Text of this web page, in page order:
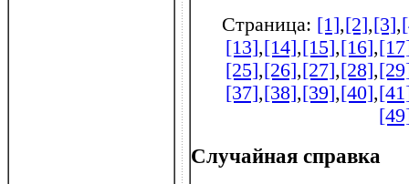
Страница: [1],[2],[3],
[13],[14],[15],[16],
[25],[26],[27],[28],
[37],[38],[39],[40],
Случайная справка